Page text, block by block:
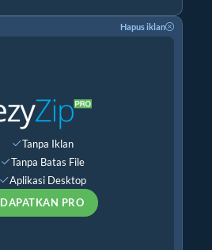
Hapus iklan
Tanpa Iklan
Tanpa Batas File
Aplikasi Desktop
DAPATKAN PRO